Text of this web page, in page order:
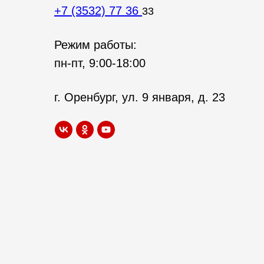
+7 (3532) 77 36 33
Режим работы:
пн-пт, 9:00-18:00
г. Оренбург, ул. 9 января, д. 23